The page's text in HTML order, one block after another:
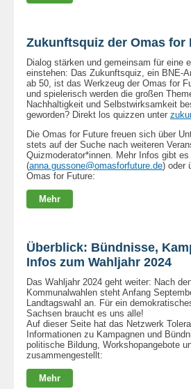
Zukunftsquiz der Omas for
Dialog stärken und gemeinsam für eine
einstehen: Das Zukunftsquiz, ein BNE-
ab 50, ist das Werkzeug der Omas for
und spielerisch werden die großen
Nachhaltigkeit und Selbstwirksamkeit
geworden? Direkt los quizzen unter
Die Omas for Future freuen sich über
stets auf der Suche nach weiteren
Quizmoderator*innen. Mehr Infos gibt es
(anna.gussone@omasforfuture.de) oder
Omas for Future:
Mehr
Überblick: Bündnisse,
Infos zum Wahljahr 2024
Das Wahljahr 2024 geht weiter: Nach
Kommunalwahlen steht Anfang
Landtagswahl an. Für ein
Sachsen braucht es uns alle!
Auf dieser Seite hat das Netzwerk
Informationen zu Kampagnen und
politische Bildung, Workshopangebote
zusammengestellt:
Mehr